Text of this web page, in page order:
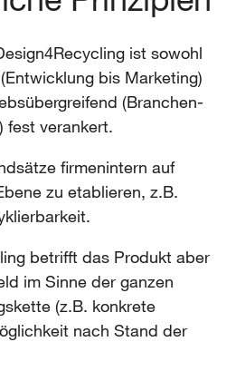
ist sowohl
bis Marketing)
(Branchen-
fest verankert.
firmenintern auf
zu etablieren, z.B.
betrifft das Produkt aber
im Sinne der ganzen
(z.B. konkrete
nach Stand der